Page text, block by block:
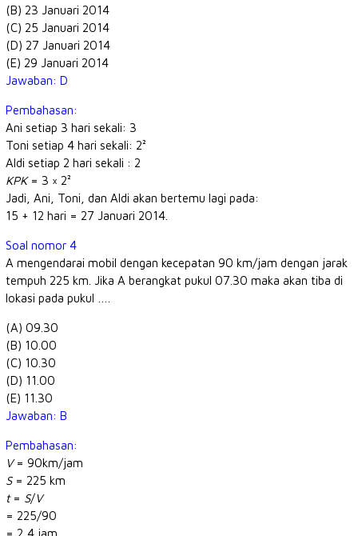
(B) 23 Januari 2014
(C) 25 Januari 2014
(D) 27 Januari 2014
(E) 29 Januari 2014
Jawaban: D
Pembahasan:
Ani setiap 3 hari sekali: 3
Toni setiap 4 hari sekali: 2²
Aldi setiap 2 hari sekali : 2
KPK= 3 × 2²
Jadi, Ani, Toni, dan Aldi akan bertemu lagi pada:
15 + 12 hari = 27 Januari 2014.
Soal nomor 4
A mengendarai mobil dengan kecepatan 90 km/jam dengan jarak
tempuh 225 km. Jika A berangkat pukul 07.30 maka akan tiba di
lokasi pada pukul ….
(A) 09.30
(B) 10.00
(C) 10.30
(D) 11.00
(E) 11.30
Jawaban: B
Pembahasan:
V= 90km/jam
S= 225 km
t= S/V
= 225/90
= 2,4 jam